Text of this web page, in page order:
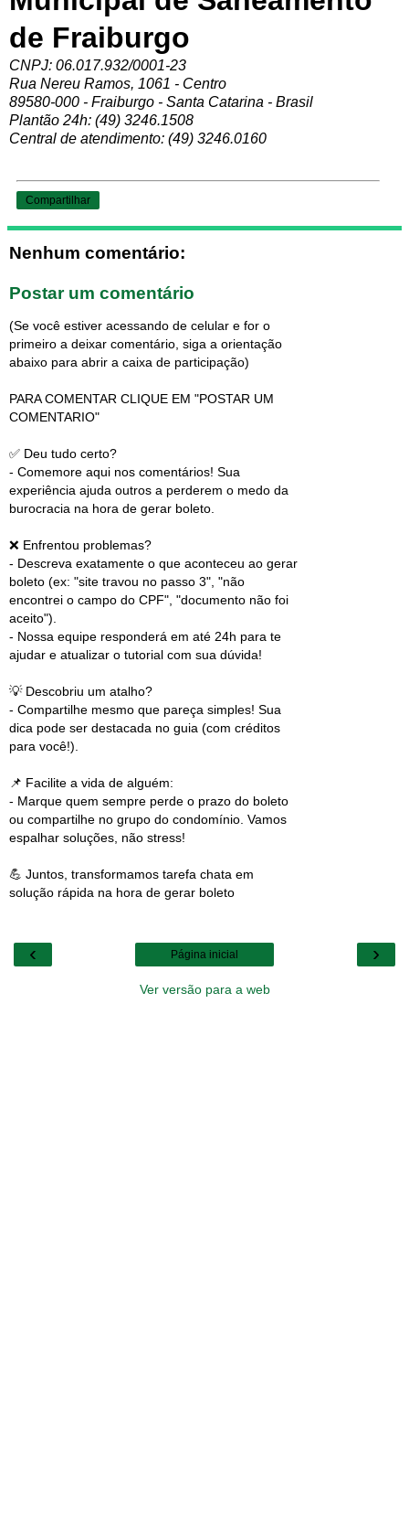
de Fraiburgo
CNPJ: 06.017.932/0001-23
Rua Nereu Ramos, 1061 - Centro
89580-000 - Fraiburgo - Santa Catarina - Brasil
Plantão 24h: (49) 3246.1508
Central de atendimento: (49) 3246.0160
Compartilhar
Nenhum comentário:
Postar um comentário
(Se você estiver acessando de celular e for o
primeiro a deixar comentário, siga a orientação
abaixo para abrir a caixa de participação)
PARA COMENTAR CLIQUE EM "POSTAR UM
COMENTARIO"
✅ Deu tudo certo?
- Comemore aqui nos comentários! Sua
experiência ajuda outros a perderem o medo da
burocracia na hora de gerar boleto.
❌ Enfrentou problemas?
- Descreva exatamente o que aconteceu ao gerar
boleto (ex: "site travou no passo 3", "não
encontrei o campo do CPF", "documento não foi
aceito").
- Nossa equipe responderá em até 24h para te
ajudar e atualizar o tutorial com sua dúvida!
💡 Descobriu um atalho?
- Compartilhe mesmo que pareça simples! Sua
dica pode ser destacada no guia (com créditos
para você!).
📌 Facilite a vida de alguém:
- Marque quem sempre perde o prazo do boleto
ou compartilhe no grupo do condomínio. Vamos
espalhar soluções, não stress!
💪 Juntos, transformamos tarefa chata em
solução rápida na hora de gerar boleto
‹ ›
Página inicial
Ver versão para a web